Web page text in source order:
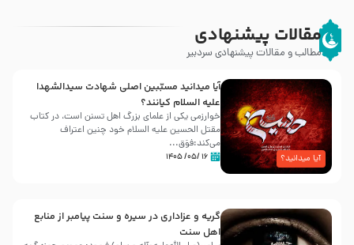
مقالات پیشنهادی
مطالب و مقالات پیشنهادی سردبیر
آیا میدانید؟
آیا میدانید مسبّبین اصلی شهادت سیدالشهدا
علیه ‌السلام کیانند؟
خوارزمی یکی از علمای بزرگ اهل تسنن است، در کتاب
مقتل الحسین علیه ‌السلام خود چنین اعتراف
می‌کند:فوَق...
۱۶ /۰۵/ ۱۴۰۵
گریه و عزاداری در سیره و سنت پیامبر از منابع
اهل سنت